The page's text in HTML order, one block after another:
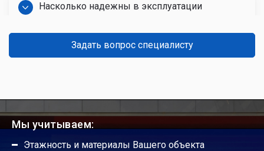
Насколько надежны в эксплуатации
Какой срок службы гаражных ворот?
Можно ли ручные ворота сделать
автоматическими?
Задать вопрос специалисту
Мы учитываем:
Этажность и материалы Вашего объекта